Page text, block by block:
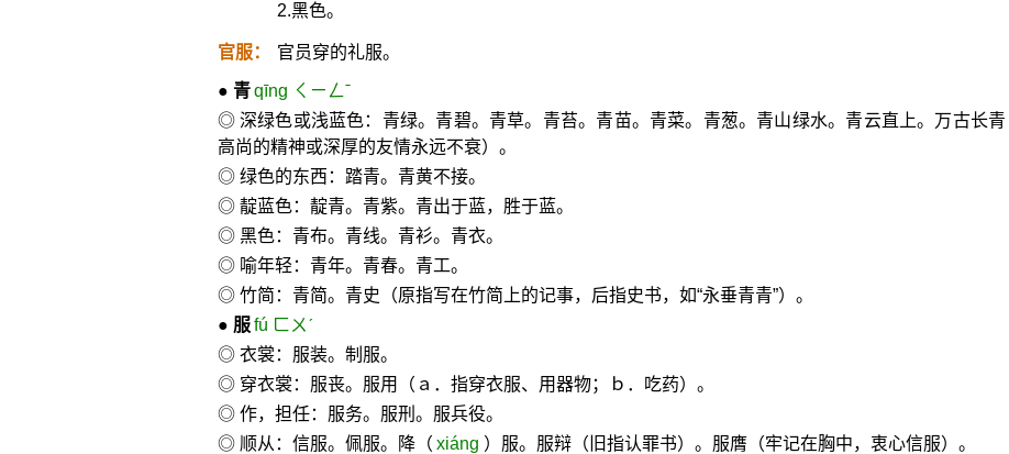
2.黑色。
官服： 官员穿的礼服。
● 青 qīng ㄑㄧㄥˉ
◎ 深绿色或浅蓝色：青绿。青碧。青草。青苔。青苗。青菜。青葱。青山绿水。青云直上。万古长
高尚的精神或深厚的友情永远不衰）。
◎ 绿色的东西：踏青。青黄不接。
◎ 靛蓝色：靛青。青紫。青出于蓝，胜于蓝。
◎ 黑色：青布。青线。青衫。青衣。
◎ 喻年轻：青年。青春。青工。
◎ 竹简：青简。青史（原指写在竹简上的记事，后指史书，如“永垂青青”）。
● 服 fú ㄈㄨˊ
◎ 衣裳：服装。制服。
◎ 穿衣裳：服丧。服用（ａ．指穿衣服、用器物；ｂ．吃药）。
◎ 作，担任：服务。服刑。服兵役。
◎ 顺从：信服。佩服。降（ xiáng ）服。服辩（旧指认罪书）。服膺（牢记在胸中，衷心信服）。